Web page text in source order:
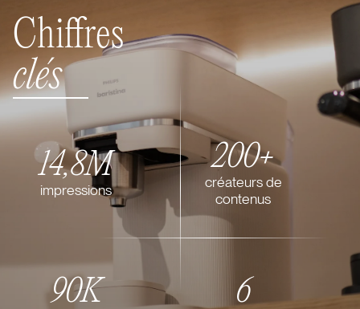
Chiffres
clés
14,8M
impressions
200+
créateurs de
contenus
90K 6